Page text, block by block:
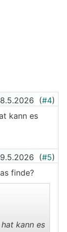
(#4)
kann es
(#5)
finde?
kann es